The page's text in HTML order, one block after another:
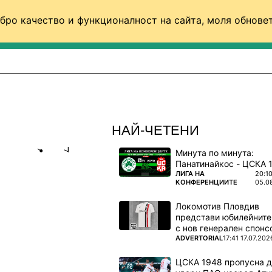
качество и функционалност на сайта, моля
НАЙ-ЧЕТЕНИ
Минута по минута:
ПОВЕЧЕ ОТ
ЛИГА НА
КОНФЕРЕНЦИИТЕ
20:10
Локомотив Пловдив
представи
с нов генерален
ПОВЕЧЕ ОТ
ADVERTORIAL17:41
ЦСКА 1948 пропусна